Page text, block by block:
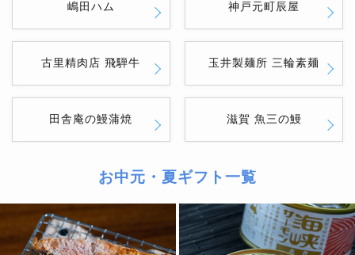
嶋田ハム 神戸元町辰屋
古里精肉店 飛騨牛 玉井製麺所 三輪素麺
田舎庵の鰻蒲焼 滋賀 魚三の鰻
お中元・夏ギフト一覧